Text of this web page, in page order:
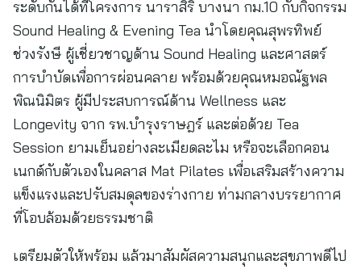
ระดับกันได้ที่โครงการ นาราสิริ บางนา กม.10 กับกิจกรรม
Sound Healing & Evening Tea นำโดยคุณสุพรทิพย์
ช่วงรังษี ผู้เชี่ยวชาญด้าน Sound Healing และศาสตร์
การบำบัดเพื่อการผ่อนคลาย พร้อมด้วยคุณหมอณัฐพล
พิณนิมิตร ผู้มีประสบการณ์ด้าน Wellness และ
Longevity จาก รพ.บํารุงราษฎร์ และต่อด้วย Tea
Session ยามเย็นอย่างละเมียดละไม หรือจะเลือกคอน
เนกต์กับตัวเองในคลาส Mat Pilates เพื่อเสริมสร้างความ
แข็งแรงและปรับสมดุลของร่างกาย ท่ามกลางบรรยากาศ
ที่โอบล้อมด้วยธรรมชาติ
เตรียมตัวให้พร้อม แล้วมาสัมผัสความสนุกและสุขภาพดีไป